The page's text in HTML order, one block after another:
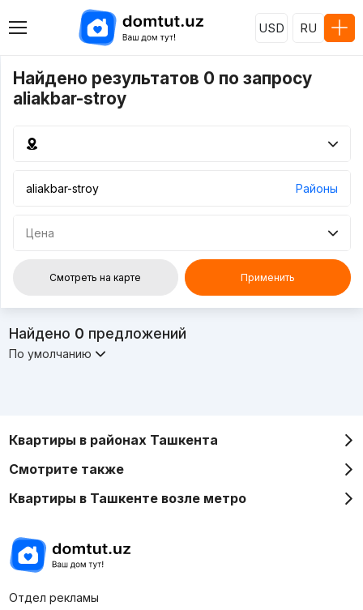
USD RU
Найдено результатов 0 по запросу
aliakbar-stroy
Районы
Цена
Смотреть на карте Применить
Найдено 0 предложений
По умолчанию
Квартиры в районах Ташкента
Смотрите также
Квартиры в Ташкенте возле метро
Отдел рекламы